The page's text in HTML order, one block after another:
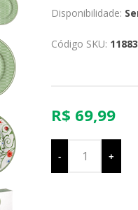
Disponibilidade:
Código SKU:
R$ 69,99
- +